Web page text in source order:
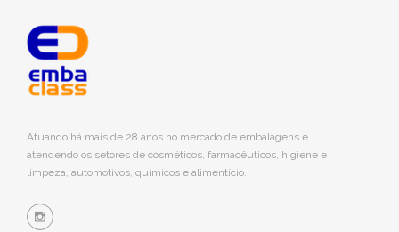
Atuando há mais de 28 anos no mercado de embalagens e
atendendo os setores de cosméticos, farmacêuticos, higiene e
limpeza, automotivos, químicos e alimentício.